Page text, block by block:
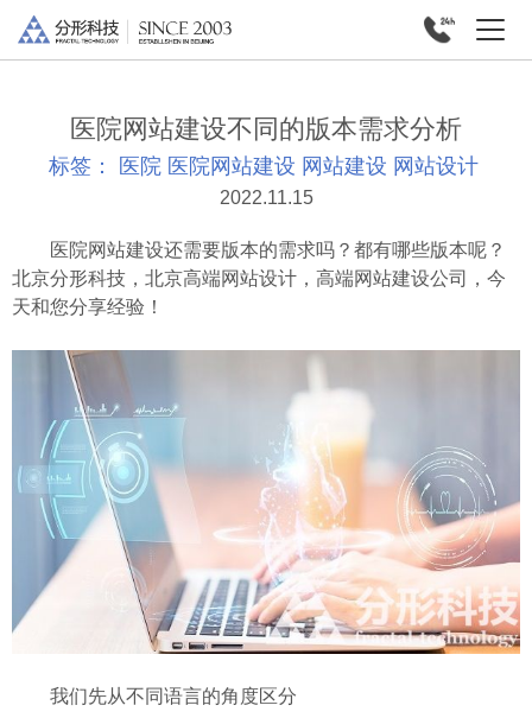
医院网站建设不同的版本需求分析
标签： 医院 医院网站建设 网站建设 网站设计
2022.11.15
医院网站建设还需要版本的需求吗？都有哪些版本呢？
北京分形科技，北京高端网站设计，高端网站建设公司，今
天和您分享经验！
我们先从不同语言的角度区分